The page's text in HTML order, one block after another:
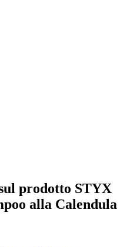
prodotto STYX
alla Calendula